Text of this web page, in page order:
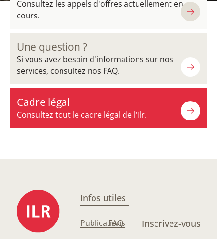
Consultez les appels d'offres actuellement en
cours.
Une question ?
Si vous avez besoin d'informations sur nos
services, consultez nos FAQ.
Cadre légal
Consultez tout le cadre légal de l'Ilr.
Infos utiles
Publications
FAQ Inscrivez-vous